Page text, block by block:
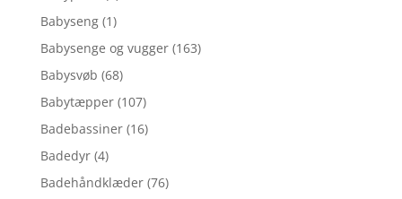
Babyseng (1)
Babysenge og vugger (163)
Babysvøb (68)
Babytæpper (107)
Badebassiner (16)
Badedyr (4)
Badehåndklæder (76)